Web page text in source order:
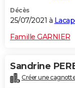
BONS PLANS
CARTE DE VOEUX
Dictionnaire
Biographies
Citations
Expressions
Proverbes
PROGRAMME TV
Décès
25/07/2021 à
Famille GARNIER
Sandrine
Créer une